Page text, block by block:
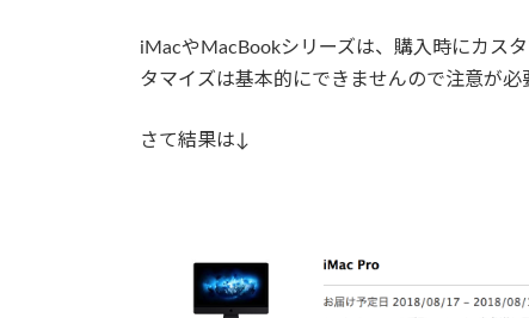
iMacやMacBookシリーズは、購入時にカス
タマイズは基本的にできませんので注意が必
さて結果は↓